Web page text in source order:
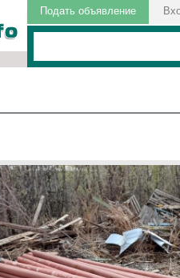
Подать объявление